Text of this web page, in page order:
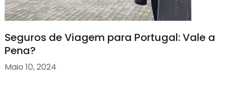
Seguros de Viagem para Portugal: Vale a
Pena?
Maio 10, 2024